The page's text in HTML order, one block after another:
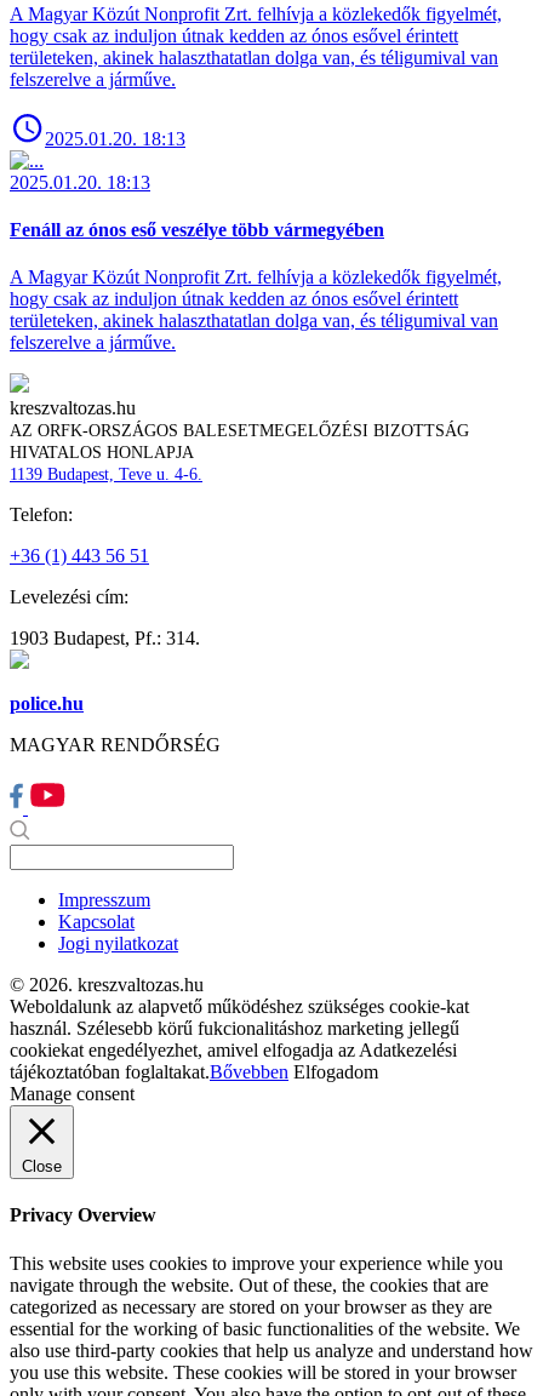
A Magyar Közút Nonprofit Zrt. felhívja a közlekedők figyelmét,
hogy csak az induljon útnak kedden az ónos esővel érintett
területeken, akinek halaszthatatlan dolga van, és téligumival van
felszerelve a járműve.
2025.01.20. 18:13
2025.01.20. 18:13
Fenáll az ónos eső veszélye több vármegyében
A Magyar Közút Nonprofit Zrt. felhívja a közlekedők figyelmét,
hogy csak az induljon útnak kedden az ónos esővel érintett
területeken, akinek halaszthatatlan dolga van, és téligumival van
felszerelve a járműve.
kreszvaltozas.hu
AZ ORFK-ORSZÁGOS BALESETMEGELŐZÉSI BIZOTTSÁG
HIVATALOS HONLAPJA
1139 Budapest, Teve u. 4-6.
Telefon:
+36 (1) 443 56 51
Levelezési cím:
1903 Budapest, Pf.: 314.
police.hu
MAGYAR RENDŐRSÉG
Impresszum
Kapcsolat
Jogi nyilatkozat
© 2026. kreszvaltozas.hu
Weboldalunk az alapvető működéshez szükséges cookie-kat
használ. Szélesebb körű fukcionalitáshoz marketing jellegű
cookiekat engedélyezhet, amivel elfogadja az Adatkezelési
tájékoztatóban foglaltakat.Bővebben Elfogadom
Manage consent
Close
Privacy Overview
This website uses cookies to improve your experience while you
navigate through the website. Out of these, the cookies that are
categorized as necessary are stored on your browser as they are
essential for the working of basic functionalities of the website. We
also use third-party cookies that help us analyze and understand how
you use this website. These cookies will be stored in your browser